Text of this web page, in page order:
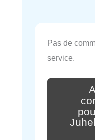
Pas de
service.